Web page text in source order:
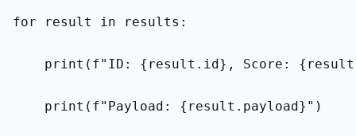
for result in results:
print(f"ID: {result.id}, Score:
    print(f"Payload: {result.payload}")